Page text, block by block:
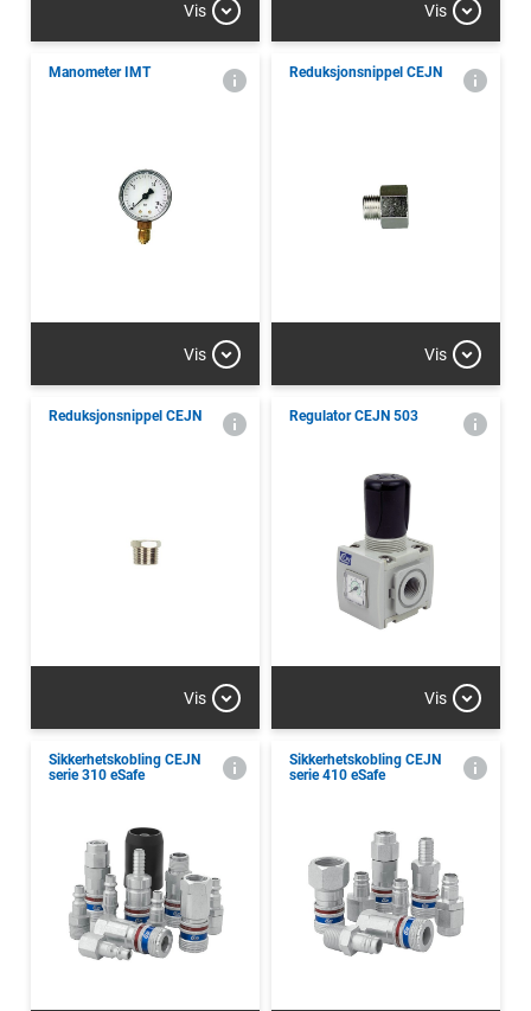
Vis Vis
Manometer IMT
Vis
Reduksjonsnippel CEJN
Vis
Reduksjonsnippel CEJN
Vis
Regulator CEJN 503
Vis
Sikkerhetskobling CEJN
serie 310 eSafe
Sikkerhetskobling CEJN
serie 410 eSafe